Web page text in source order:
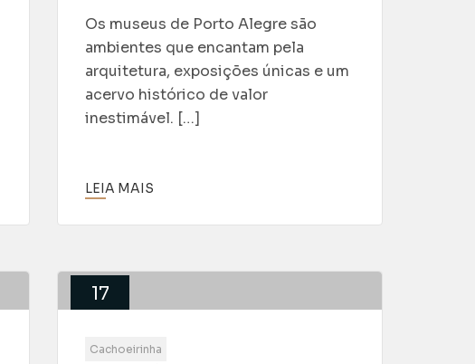
Os museus de Porto Alegre são
ambientes que encantam pela
arquitetura, exposições únicas e um
acervo histórico de valor
inestimável. […]
LEIA MAIS
17
Cachoeirinha